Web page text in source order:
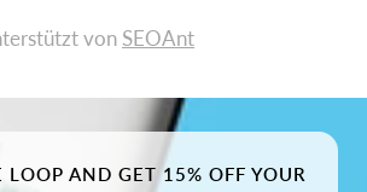
von SEOAnt
LOOP AND GET 15% OFF YOUR